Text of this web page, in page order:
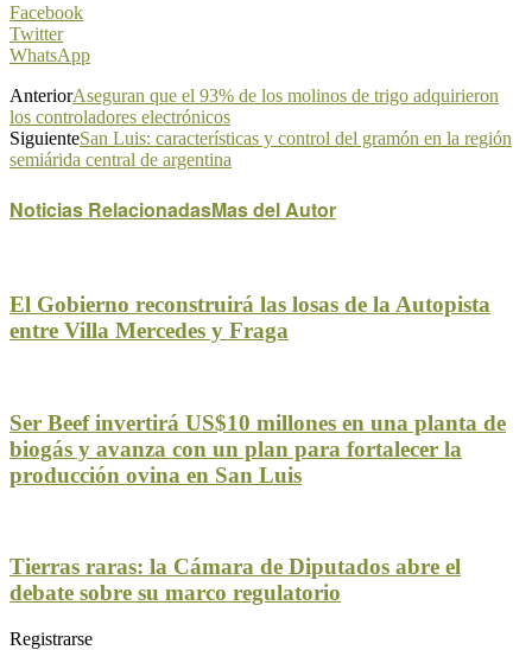
Facebook
Twitter
WhatsApp
AnteriorAseguran que el 93% de los molinos de trigo adquirieron
los controladores electrónicos
SiguienteSan Luis: características y control del gramón en la región
semiárida central de argentina
Noticias RelacionadasMas del Autor
El Gobierno reconstruirá las losas de la Autopista
entre Villa Mercedes y Fraga
Ser Beef invertirá US$10 millones en una planta de
biogás y avanza con un plan para fortalecer la
producción ovina en San Luis
Tierras raras: la Cámara de Diputados abre el
debate sobre su marco regulatorio
Registrarse